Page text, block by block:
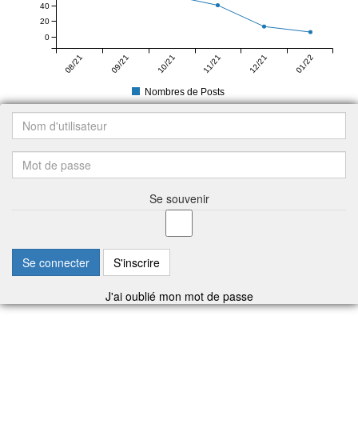
08/21 09/21 10/21 11/21 12/21 01/22
0
20
40
Nombres de Posts
Se souvenir
Se connecter S'inscrire
J'ai oublié mon mot de passe